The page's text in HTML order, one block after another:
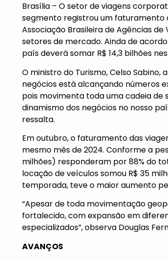
Brasília – O setor de viagens
segmento registrou um faturamento
Associação Brasileira de Agências de
setores de mercado. Ainda de
país deverá somar R$ 14,3 bilhões
O ministro do Turismo, Celso
negócios está alcançando números
pois movimenta toda uma cadeia de
dinamismo dos negócios no nosso
ressalta.
Em outubro, o faturamento das
mesmo mês de 2024. Conforme a
milhões) responderam por 88% do
locação de veículos somou R$ 35
temporada, teve o maior aumento
“Apesar de toda movimentação
fortalecido, com expansão em
especializados”, observa Douglas
AVANÇOS